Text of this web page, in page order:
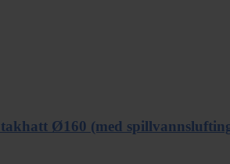
takhatt Ø160 (med